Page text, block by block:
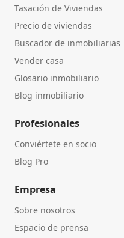
Tasación de Viviendas
Precio de viviendas
Buscador de inmobiliarias
Vender casa
Glosario inmobiliario
Blog inmobiliario
Profesionales
Conviértete en socio
Blog Pro
Empresa
Sobre nosotros
Espacio de prensa